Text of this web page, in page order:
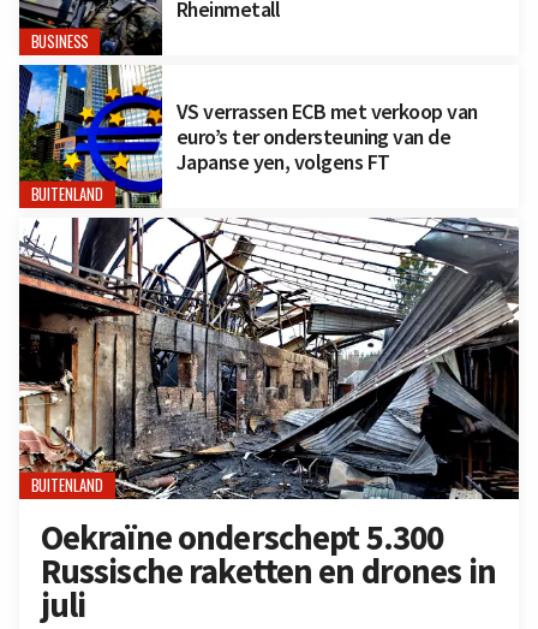
BUSINESS
Rheinmetall
BUITENLAND
VS verrassen ECB met verkoop van
euro’s ter ondersteuning van de
Japanse yen, volgens FT
BUITENLAND
Oekraïne onderschept 5.300
Russische raketten en drones in
juli